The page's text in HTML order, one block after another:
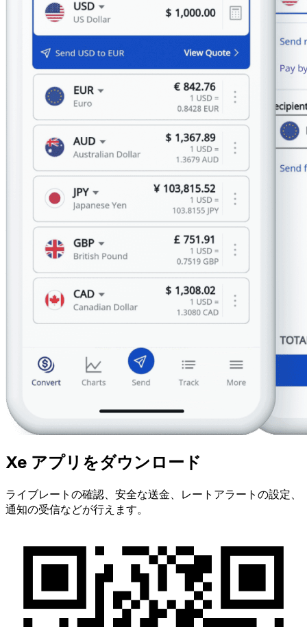
Xe アプリをダウンロード
ライブレートの確認、安全な送金、レートアラートの設定、
通知の受信などが行えます。